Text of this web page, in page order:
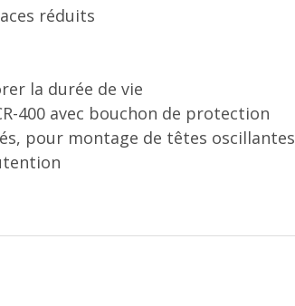
réduits
la durée de vie
400 avec bouchon de protection
pour montage de têtes oscillantes